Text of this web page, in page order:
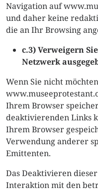
Navigation auf
und daher keine
die an Ihr Browsing
c.3) Verweigern
Netzwerk
Wenn Sie nicht
Ihrem Browser
deaktivierenden Links
Ihrem Browser
Verwendung anderer
Emittenten.
Das Deaktivieren
Interaktion mit den